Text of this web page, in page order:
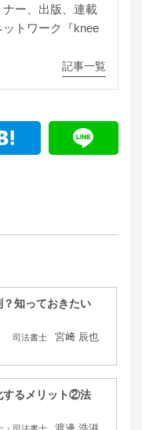
ー、出版、連載
トワーク『knee
記事一覧
知っておきたい
司法書士 宮﨑 辰也
するメリット②法